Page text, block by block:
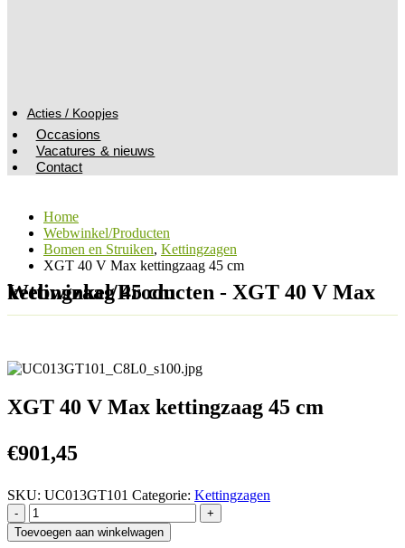
Acties / Koopjes
Occasions
Vacatures & nieuws
Contact
Home
Webwinkel/Producten
Bomen en Struiken, Kettingzagen
XGT 40 V Max kettingzaag 45 cm
Webwinkel/Producten - XGT 40 V Max kettingzaag 45 cm
XGT 40 V Max kettingzaag 45 cm
€901,45
SKU: UC013GT101 Categorie: Kettingzagen
-
+
Toevoegen aan winkelwagen